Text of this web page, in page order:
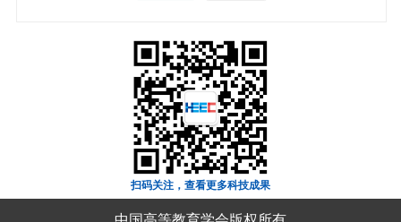
扫码关注，查看更多科技成果